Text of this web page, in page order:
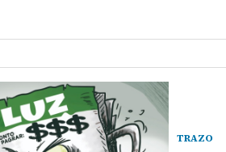
TRAZO